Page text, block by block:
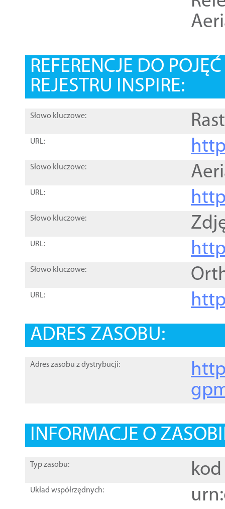
REFERENCJE DO
REJESTRU INSPIRE:
Słowo kluczowe:
URL:
Słowo kluczowe:
URL:
Słowo kluczowe:
URL:
Słowo kluczowe:
URL:
ADRES ZASOBU:
Adres zasobu z dystrybucji:
INFORMACJE O
Typ zasobu: kod
Układ współrzędnych: